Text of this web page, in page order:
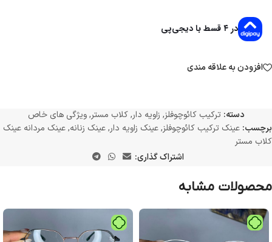
در ۴ قسط با دیجی‌پی
افزودن به علاقه مندی
دسته: ترکیب کائوچوفلز, زاویه دار, کلاب مستر, ویژگی های خاص
برچسب: عینک ترکیب کائوچوفلز,عینک زاویه دار,عینک زنانه,عینک مردانه عینک
کلاب مستر
اشتراک گذاری:
محصولات مشابه